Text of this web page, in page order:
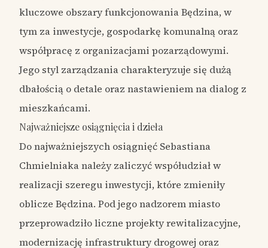
kluczowe obszary funkcjonowania Będzina, w
tym za inwestycje, gospodarkę komunalną oraz
współpracę z organizacjami pozarządowymi.
Jego styl zarządzania charakteryzuje się dużą
dbałością o detale oraz nastawieniem na dialog z
mieszkańcami.
Najważniejsze osiągnięcia i dzieła
Do najważniejszych osiągnięć Sebastiana
Chmielniaka należy zaliczyć współudział w
realizacji szeregu inwestycji, które zmieniły
oblicze Będzina. Pod jego nadzorem miasto
przeprowadziło liczne projekty rewitalizacyjne,
modernizację infrastruktury drogowej oraz